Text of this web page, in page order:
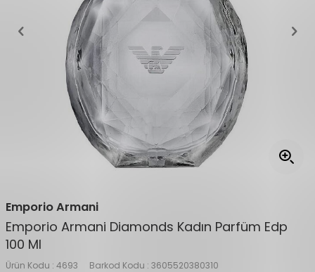
Emporio Armani
Emporio Armani Diamonds Kadın Parfüm Edp
100 Ml
Ürün Kodu : 4693 Barkod Kodu : 3605520380310